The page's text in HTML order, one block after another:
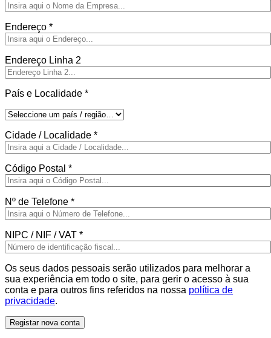
Endereço *
Endereço Linha 2
País e Localidade *
Cidade / Localidade *
Código Postal *
Nº de Telefone *
NIPC / NIF / VAT *
Os seus dados pessoais serão utilizados para melhorar a
sua experiência em todo o site, para gerir o acesso à sua
conta e para outros fins referidos na nossa política de
privacidade.
Registar nova conta